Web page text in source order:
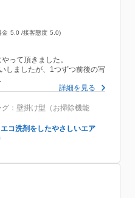
金 5.0 接客態度 5.0
って頂きました。
しましたが、1つずつ前後の写
できれいにしてくれびっくりし
で、またお願いしようと思い
詳細を見る
：壁掛け型（お掃除機能
コ洗剤をしたやさしいエア